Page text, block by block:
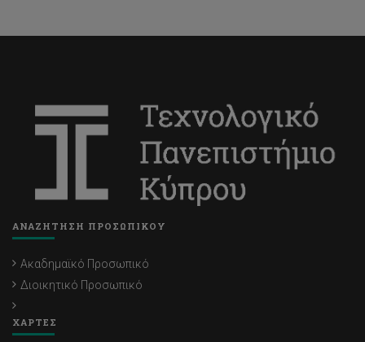
ΑΝΑΖΗΤΗΣΗ ΠΡΟΣΩΠΙΚΟΥ
Ακαδημαϊκό Προσωπικό
Διοικητικό Προσωπικό
ΧΑΡΤΕΣ